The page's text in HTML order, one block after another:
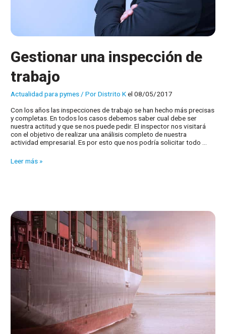
Gestionar una inspección de
trabajo
Actualidad para pymes / PorDistrito Kel 08/05/2017
Con los años las inspecciones de trabajo se han hecho más precisas
y completas. En todos los casos debemos saber cual debe ser
nuestra actitud y que se nos puede pedir. El inspector nos visitará
con el objetivo de realizar una análisis completo de nuestra
actividad empresarial. Es por esto que nos podría solicitar todo …
Gestionar
Leer más »